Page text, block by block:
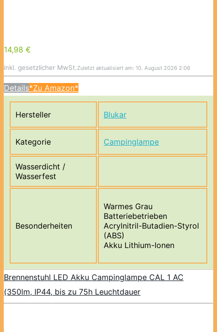
14,98 €
inkl. gesetzlicher MwSt.Zuletzt aktualisiert am: 10. August 2026 2:06
Details*Zu Amazon*
Hersteller Blukar
Kategorie Campinglampe
Wasserdicht /
Wasserfest
Besonderheiten
Warmes Grau
Batteriebetrieben
Acrylnitril-Butadien-Styrol
(ABS)
Akku Lithium-Ionen
Brennenstuhl LED Akku Campinglampe CAL 1 AC
(350lm, IP44, bis zu 75h Leuchtdauer